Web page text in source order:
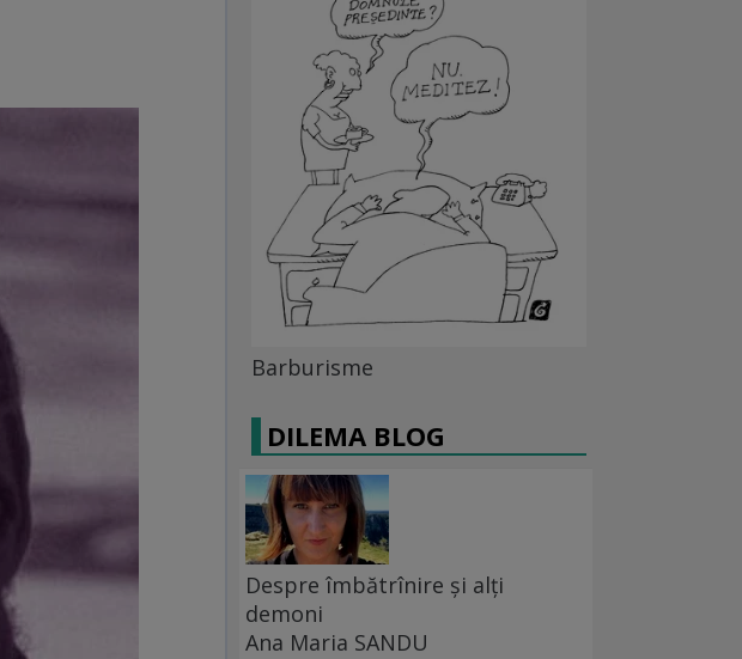
Barburisme
DILEMA BLOG
Despre îmbătrînire și alți
demoni
Ana Maria SANDU